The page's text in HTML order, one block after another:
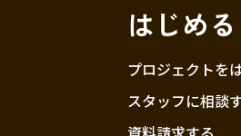
はじめる
プロジェクトを
スタッフに相談